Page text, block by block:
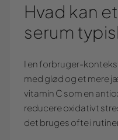
Hvad kan
serum
I en forbruger-
med glød og et mere
vitamin C som en
reducere oxidativt
det bruges ofte i